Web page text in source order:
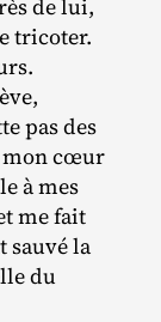
de lui,
tricoter.
pas des
mon cœur
à mes
me fait
sauvé la
du